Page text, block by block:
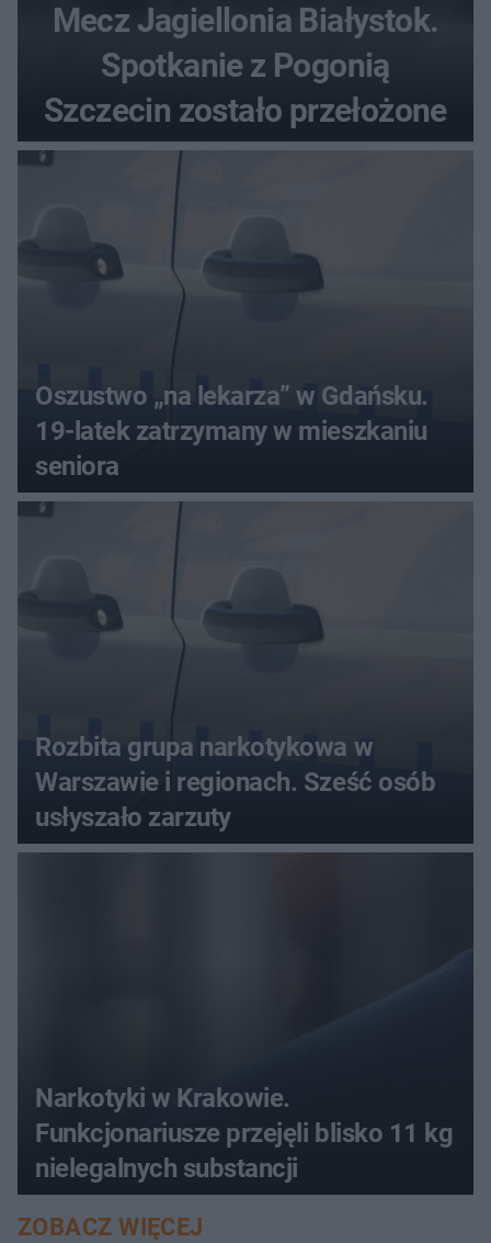
Mecz Jagiellonia Białystok.
Spotkanie z Pogonią
Szczecin zostało przełożone
Oszustwo „na lekarza” w Gdańsku.
19-latek zatrzymany w mieszkaniu
seniora
Rozbita grupa narkotykowa w
Warszawie i regionach. Sześć osób
usłyszało zarzuty
Narkotyki w Krakowie.
Funkcjonariusze przejęli blisko 11 kg
nielegalnych substancji
ZOBACZ WIĘCEJ